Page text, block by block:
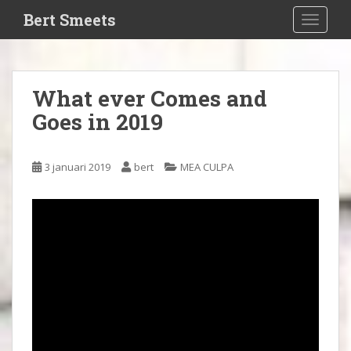
i
t
Bert Smeets
What ever Comes and
Goes in 2019
3 januari 2019 bert MEA CULPA